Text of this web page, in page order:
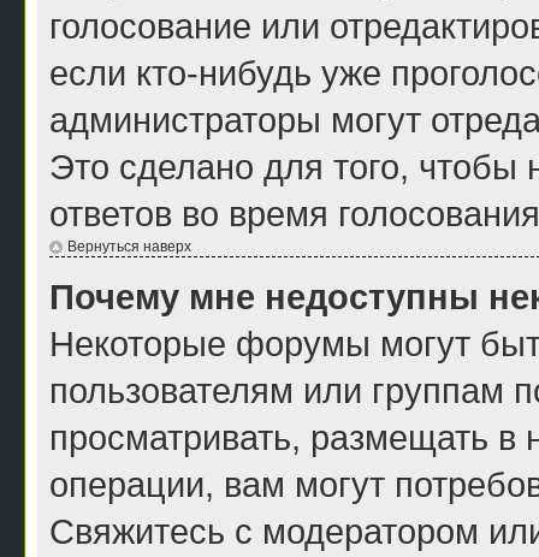
голосование или
если кто-нибудь уже
администраторы могут
Это сделано для того,
ответов во время
Вернуться наверх
Почему мне недоступны
Некоторые форумы могут
пользователям или группам
просматривать, размещать
операции, вам могут
Свяжитесь с модератором